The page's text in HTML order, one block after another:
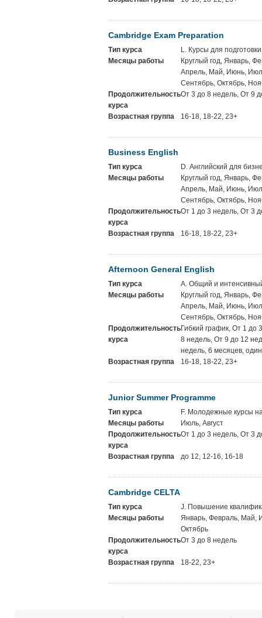
Cambridge Exam Preparation
Тип курса
L. Курсы для
Месяцы работы
Круглый год, Январь,
Апрель, Май, Июнь,
Сентябрь, Октябрь,
Продолжительность
курса
От 3 до 8 недель, От 9
Возрастная группа 16-18, 18-22, 23+
Business English
Тип курса
D. Английский для
Месяцы работы
Круглый год, Январь,
Апрель, Май, Июнь,
Сентябрь, Октябрь,
Продолжительность
курса
От 1 до 3 недель, От 3
Возрастная группа 16-18, 18-22, 23+
Afternoon General English
Тип курса
A. Общий и
Месяцы работы
Круглый год, Январь,
Апрель, Май, Июнь,
Сентябрь, Октябрь,
Продолжительность
курса
Гибкий график, От 1 до
8 недель, От 9 до 12
недель, 6 месяцев,
Возрастная группа
16-18, 18-22, 23+
Junior Summer Programme
Тип курса
F. Молодежные курсы
Месяцы работы
Июль, Август
Продолжительность
курса
От 1 до 3 недель, От 3
Возрастная группа до 12, 12-16, 16-18
Cambridge CELTA
Тип курса
J. Повышение
Месяцы работы
Январь, Февраль, Май,
Октябрь
Продолжительность
курса
От 3 до 8 недель
Возрастная группа 18-22, 23+